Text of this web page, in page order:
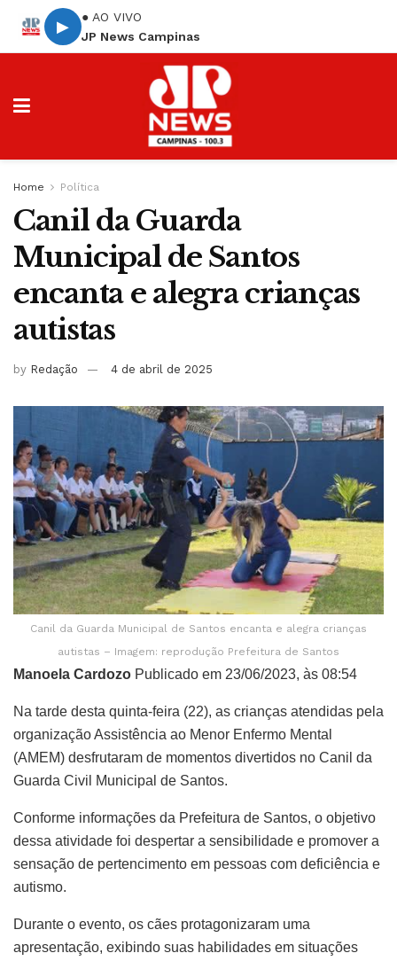
▶
● AO VIVO
JP News Campinas
Home Política
Canil da Guarda
Municipal de Santos
encanta e alegra crianças
autistas
by Redação 4 de abril de 2025
Canil da Guarda Municipal de Santos encanta e alegra crianças
autistas – Imagem: reprodução Prefeitura de Santos
Manoela Cardozo Publicado em 23/06/2023, às 08:54
Na tarde desta quinta-feira (22), as crianças atendidas pela
organização Assistência ao Menor Enfermo Mental
(AMEM) desfrutaram de momentos divertidos no Canil da
Guarda Civil Municipal de Santos.
Conforme informações da Prefeitura de Santos, o objetivo
dessa atividade foi despertar a sensibilidade e promover a
sensação de pertencimento em pessoas com deficiência e
autismo.
Durante o evento, os cães protagonizaram uma
apresentação, exibindo suas habilidades em situações